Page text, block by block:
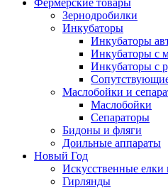
Зернодробилки
Инкубаторы
Инкубаторы
Инкубаторы с
Инкубаторы с
Маслобойки и
Маслобойки
Сепараторы
Бидоны и фляги
Доильные аппараты
Новый Год
Искусственные елки
Гирлянды